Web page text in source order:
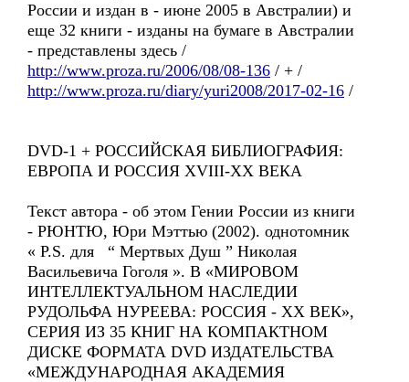
России и издан в - июне 2005 в Австралии) и
еще 32 книги - изданы на бумаге в Австралии
- представлены здесь /
http://www.proza.ru/2006/08/08-136 / + /
http://www.proza.ru/diary/yuri2008/2017-02-16 /
DVD-1 + РОССИЙСКАЯ БИБЛИОГРАФИЯ:
ЕВРОПА И РОССИЯ XVIII-XX ВЕКА
Текст автора - об этом Гении России из книги
- РЮНТЮ, Юри Мэттью (2002). однотомник
« P.S. для “ Мертвых Душ ” Николая
Васильевича Гоголя ». В «МИРОВОМ
ИНТЕЛЛЕКТУАЛЬНОМ НАСЛЕДИИ
РУДОЛЬФА НУРЕЕВА: РОССИЯ - ХХ ВЕК»,
СЕРИЯ ИЗ 35 КНИГ НА КОМПАКТНОМ
ДИСКЕ ФОРМАТА DVD ИЗДАТЕЛЬСТВА
«МЕЖДУНАРОДНАЯ АКАДЕМИЯ